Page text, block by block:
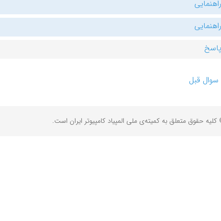
راهنمایی
راهنمایی
پاسخ
سوال قبل
حقوق متعلق به کمیته‌ی ملی المپیاد کامپیوتر ایران است.